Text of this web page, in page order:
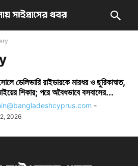
ডেলিভারি রাইডারকে মারধর ও ছুরিকাঘাত,
শিকার; পরে অবৈধভাবে বসবাসের...
-
2026